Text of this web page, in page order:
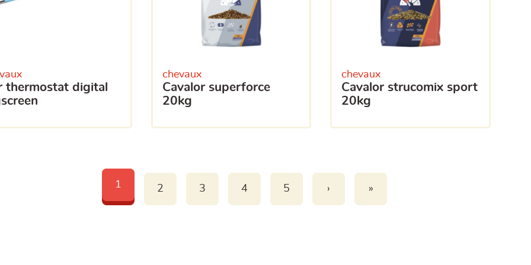
chevaux
cavalor superforce
20kg
chevaux
cavalor strucomix sport
20kg
1 2 3 4 5 › »